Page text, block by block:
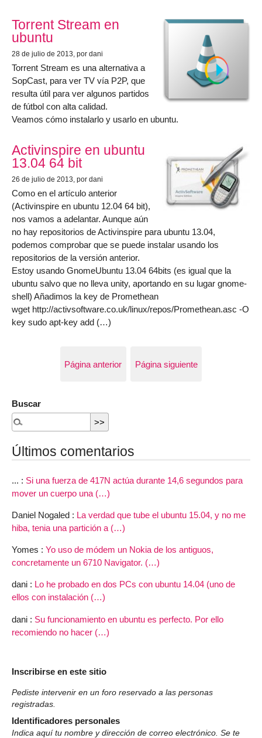
Torrent Stream en
ubuntu
28 de julio de 2013 , por dani
Torrent Stream es una alternativa a
SopCast, para ver TV vía P2P, que
resulta útil para ver algunos partidos
de fútbol con alta calidad.
Veamos cómo instalarlo y usarlo en ubuntu.
Activinspire en ubuntu
13.04 64 bit
26 de julio de 2013 , por dani
Como en el artículo anterior
(Activinspire en ubuntu 12.04 64 bit),
nos vamos a adelantar. Aunque aún
no hay repositorios de Activinspire para ubuntu 13.04,
podemos comprobar que se puede instalar usando los
repositorios de la versión anterior.
Estoy usando GnomeUbuntu 13.04 64bits (es igual que la
ubuntu salvo que no lleva unity, aportando en su lugar gnome-
shell) Añadimos la key de Promethean
wget http://activsoftware.co.uk/linux/repos/Promethean.asc -O
key sudo apt-key add (…)
Página anterior Página siguiente
Buscar
Últimos comentarios
... : Si una fuerza de 417N actúa durante 14,6 segundos para
mover un cuerpo una (…)
Daniel Nogaled : La verdad que tube el ubuntu 15.04, y no me
hiba, tenia una partición a (…)
Yomes : Yo uso de módem un Nokia de los antiguos,
concretamente un 6710 Navigator. (…)
dani : Lo he probado en dos PCs con ubuntu 14.04 (uno de
ellos con instalación (…)
dani : Su funcionamiento en ubuntu es perfecto. Por ello
recomiendo no hacer (…)
Inscribirse en este sitio
Pediste intervenir en un foro reservado a las personas
registradas.
Identificadores personales
Indica aquí tu nombre y dirección de correo electrónico. Se te